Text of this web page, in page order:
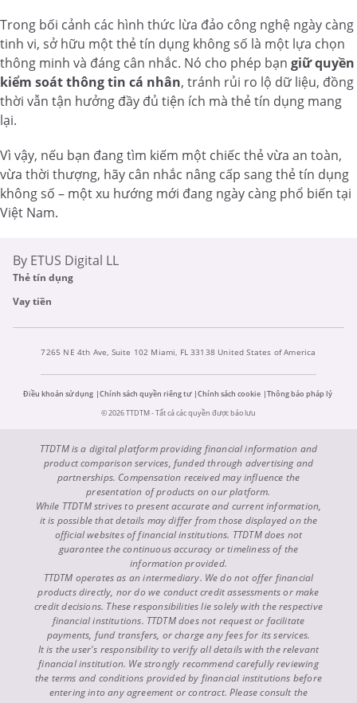
Trong bối cảnh các hình thức lừa đảo công nghệ ngày càng
tinh vi, sở hữu một thẻ tín dụng không số là một lựa chọn
thông minh và đáng cân nhắc. Nó cho phép bạn giữ quyền
kiểm soát thông tin cá nhân, tránh rủi ro lộ dữ liệu, đồng
thời vẫn tận hưởng đầy đủ tiện ích mà thẻ tín dụng mang
lại.
Vì vậy, nếu bạn đang tìm kiếm một chiếc thẻ vừa an toàn,
vừa thời thượng, hãy cân nhắc nâng cấp sang thẻ tín dụng
không số – một xu hướng mới đang ngày càng phổ biến tại
Việt Nam.
By ETUS Digital LL
Thẻ tín dụng
Vay tiền
7265 NE 4th Ave, Suite 102 Miami, FL 33138 United States of America
Điều khoản sử dụng Chính sách quyền riêng tư Chính sách cookie
Thông báo pháp lý
© 2026 TTDTM - Tất cả các quyền được bảo lưu
TTDTM is a digital platform providing financial information and
product comparison services, funded through advertising and
partnerships. Compensation received may influence the
presentation of products on our platform.
While TTDTM strives to present accurate and current information,
it is possible that details may differ from those displayed on the
official websites of financial institutions. TTDTM does not
guarantee the continuous accuracy or timeliness of the
information provided.
TTDTM operates as an intermediary. We do not offer financial
products directly, nor do we conduct credit assessments or make
credit decisions. These responsibilities lie solely with the respective
financial institutions. TTDTM does not request or facilitate
payments, fund transfers, or charge any fees for its services.
It is the user's responsibility to verify all details with the relevant
financial institution. We strongly recommend carefully reviewing
the terms and conditions provided by financial institutions before
entering into any agreement or contract. Please consult the